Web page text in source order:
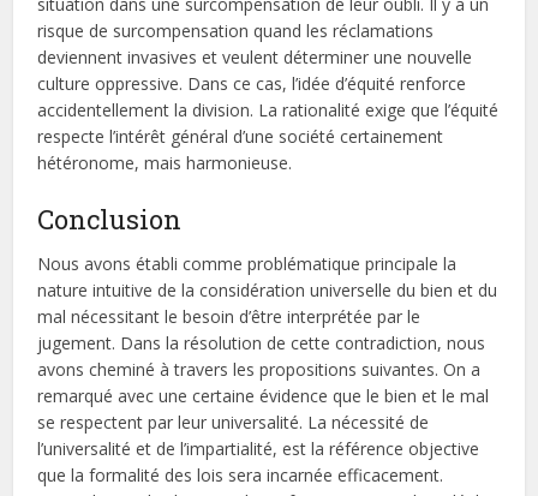
risque de surcompensation quand les réclamations
deviennent invasives et veulent déterminer une nouvelle
culture oppressive. Dans ce cas, l’idée d’équité renforce
accidentellement la division. La rationalité exige que l’équité
respecte l’intérêt général d’une société certainement
hétéronome, mais harmonieuse.
Conclusion
Nous avons établi comme problématique principale la
nature intuitive de la considération universelle du bien et du
mal nécessitant le besoin d’être interprétée par le
jugement. Dans la résolution de cette contradiction, nous
avons cheminé à travers les propositions suivantes. On a
remarqué avec une certaine évidence que le bien et le mal
se respectent par leur universalité. La nécessité de
l’universalité et de l’impartialité, est la référence objective
que la formalité des lois sera incarnée efficacement.